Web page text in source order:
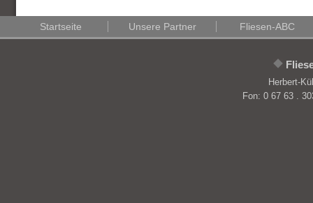
Startseite Unsere Partner Fliesen-ABC
Herbert-
Fon: 0 67 63 .